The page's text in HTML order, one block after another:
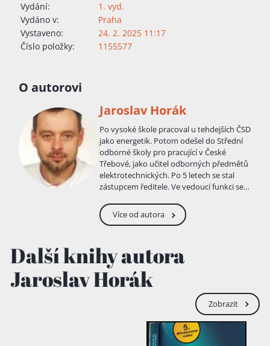
Vydání:
1. vyd.
Vydáno v:
Praha
Vystaveno:
24. 2. 2025 11:17
Číslo položky:
1155577
O autorovi
Jaroslav Horák
Po vysoké škole pracoval u tehdejších ČSD
jako energetik. Potom odešel do Střední
odborné školy pro pracující v České
Třebové, jako učitel odborných předmětů
elektrotechnických. Po 5 letech se stal
zástupcem ředitele. Ve vedoucí funkci se
postupně začal zabývat výukou práce s
osobními počítači. Ty také administroval a
specialista na počítačové sítě.
Více od autora
Další knihy autora
Jaroslav Horák
Zobrazit